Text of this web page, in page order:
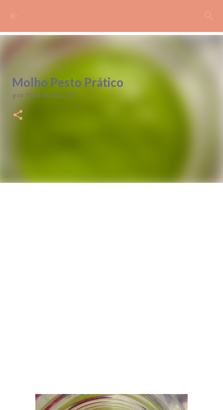
Molho Pesto Prático
por Mari Vic 16.3.22